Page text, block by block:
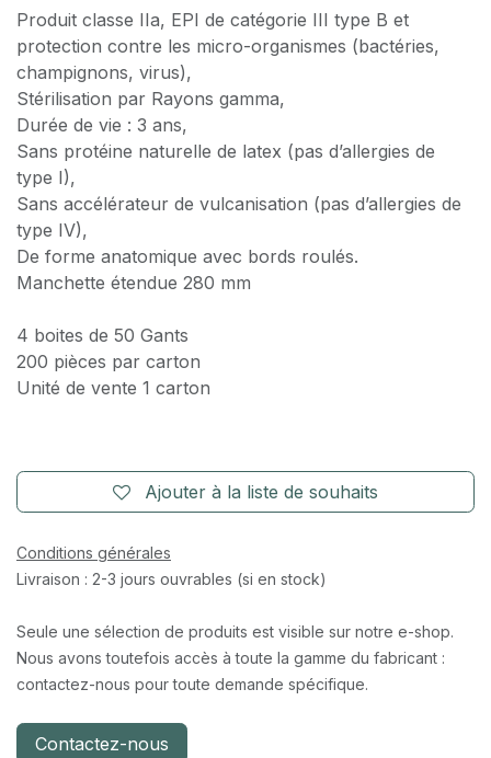
Produit classe IIa, EPI de catégorie III type B et
protection contre les micro-organismes (bactéries,
champignons, virus),
Stérilisation par Rayons gamma,
Durée de vie : 3 ans,
Sans protéine naturelle de latex (pas d’allergies de
type I),
Sans accélérateur de vulcanisation (pas d’allergies de
type IV),
De forme anatomique avec bords roulés.
Manchette étendue 280 mm
4 boites de 50 Gants
200 pièces par carton
Unité de vente 1 carton
Ajouter à la liste de souhaits
Conditions générales
Livraison : 2-3 jours ouvrables (si en stock)
Seule une sélection de produits est visible sur notre e-shop.
Nous avons toutefois accès à toute la gamme du fabricant :
contactez-nous pour toute demande spécifique.
Contactez-nous